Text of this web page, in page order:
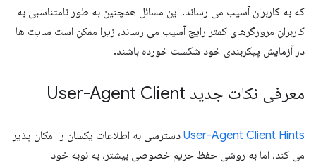
که به کاربران آسیب می رساند. این مسائل همچنین به طور نامتناسبی به
کاربران مرورگرهای کمتر رایج آسیب می رساند، زیرا ممکن است سایت ها
در آزمایش پیکربندی خود شکست خورده باشند.
معرفی نکات جدید User-Agent Client
User-Agent Client Hints دسترسی به اطلاعات یکسان را امکان پذیر
می کند، اما به روشی حفظ حریم خصوصی بیشتر، به نوبه خود